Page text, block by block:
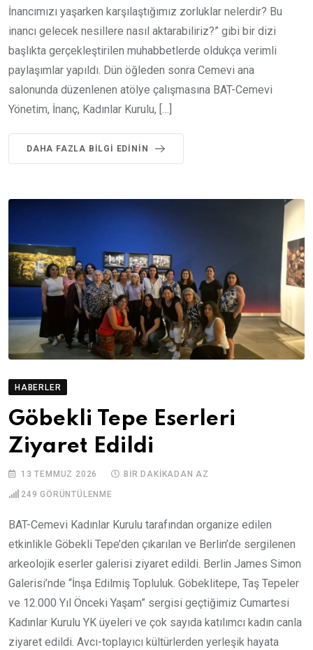
İnancımızı yaşarken karşılaştığımız zorluklar nelerdir? Bu
inancı gelecek nesillere nasıl aktarabiliriz?” gibi bir dizi
başlıkta gerçekleştirilen muhabbetlerde oldukça verimli
paylaşımlar yapıldı. Dün öğleden sonra Cemevi ana
salonunda düzenlenen atölye çalışmasına BAT-Cemevi
Yönetim, İnanç, Kadınlar Kurulu, […]
DAHA FAZLA BILGI EDININ
HABERLER
Göbekli Tepe Eserleri
Ziyaret Edildi
13 TEMMUZ 2026 BIR DAKIKADAN AZ
249 GÖRÜNTÜLENME
BAT-Cemevi Kadınlar Kurulu tarafından organize edilen
etkinlikle Göbekli Tepe’den çıkarılan ve Berlin’de sergilenen
arkeolojik eserler galerisi ziyaret edildi. Berlin James Simon
Galerisi’nde “İnşa Edilmiş Topluluk. Göbeklitepe, Taş Tepeler
ve 12.000 Yıl Önceki Yaşam” sergisi geçtiğimiz Cumartesi
Kadınlar Kurulu YK üyeleri ve çok sayıda katılımcı kadın canla
ziyaret edildi. Avcı-toplayıcı kültürlerden yerleşik hayata